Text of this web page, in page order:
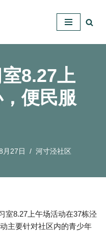
8.27上
便民服
月27日 河寸泾社区
室8.27上午场活动在37栋泾
主要针对社区内的青少年